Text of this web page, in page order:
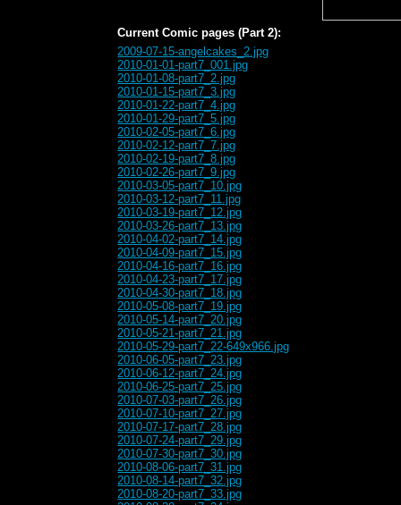
Current Comic pages (Part 2):
2009-07-15-angelcakes_2.jpg
2010-01-01-part7_001.jpg
2010-01-08-part7_2.jpg
2010-01-15-part7_3.jpg
2010-01-22-part7_4.jpg
2010-01-29-part7_5.jpg
2010-02-05-part7_6.jpg
2010-02-12-part7_7.jpg
2010-02-19-part7_8.jpg
2010-02-26-part7_9.jpg
2010-03-05-part7_10.jpg
2010-03-12-part7_11.jpg
2010-03-19-part7_12.jpg
2010-03-26-part7_13.jpg
2010-04-02-part7_14.jpg
2010-04-09-part7_15.jpg
2010-04-16-part7_16.jpg
2010-04-23-part7_17.jpg
2010-04-30-part7_18.jpg
2010-05-08-part7_19.jpg
2010-05-14-part7_20.jpg
2010-05-21-part7_21.jpg
2010-05-29-part7_22-649x966.jpg
2010-06-05-part7_23.jpg
2010-06-12-part7_24.jpg
2010-06-25-part7_25.jpg
2010-07-03-part7_26.jpg
2010-07-10-part7_27.jpg
2010-07-17-part7_28.jpg
2010-07-24-part7_29.jpg
2010-07-30-part7_30.jpg
2010-08-06-part7_31.jpg
2010-08-14-part7_32.jpg
2010-08-20-part7_33.jpg